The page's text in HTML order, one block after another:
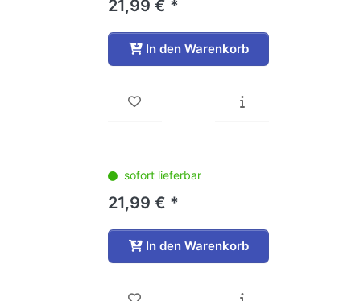
21,99 € *
In den Warenkorb
sofort lieferbar
21,99 € *
In den Warenkorb